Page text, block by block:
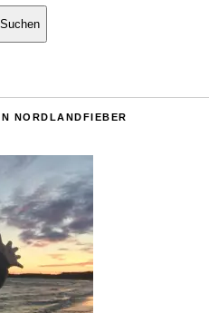
Suchen
NORDLANDFIEBER